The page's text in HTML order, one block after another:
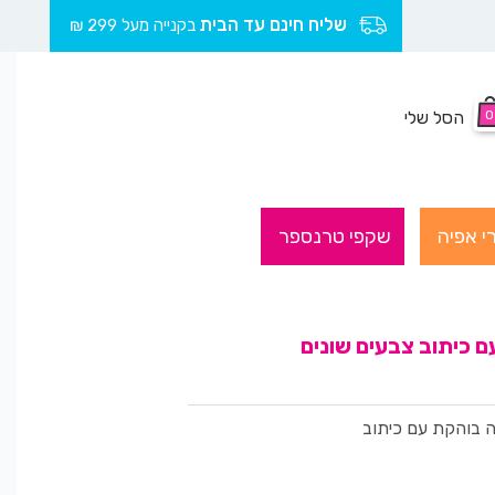
שליח חינם עד הבית בקנייה מעל 299 ₪
0 הסל שלי
אפיה שקפי טרנספר
בוהקת עם כיתוב